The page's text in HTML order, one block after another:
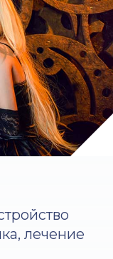
лечение